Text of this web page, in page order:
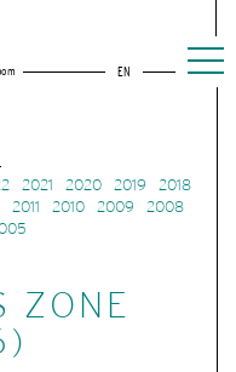
EN
2021 2020 2019
2018
2011 2010 2009
2008
ZONE